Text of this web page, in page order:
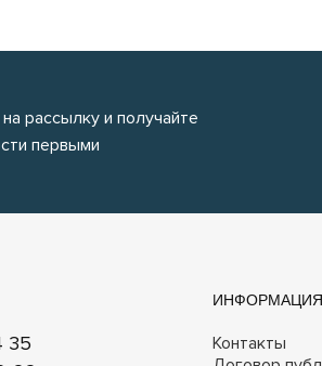
рассылку и получайте
первыми
35
ИНФОРМАЦИЯ
Контакты